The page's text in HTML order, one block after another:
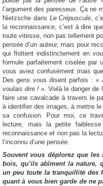
l’argument des paresseux. Ça ne
Nietzsche dans Le Crépuscule,
la reconnaissance, c’est à dire
toute vitesse, non pas tellement
pensée d’un auteur, mais pour
qui flottent indistinctement en
formule parfaitement ciselée par
vous aviez confusément mais
Des gens vous disent parfois : «
voulais dire !». Voilà le danger de
faire une cavalcade à travers le
à identifier des images, à mettre
sa confusion. Pour moi, ce
lecture, mais la petite
reconnaissance et non pas la
l’inconnu d’une pensée.
Souvent vous déplorez que
bois, qu’ils abîment la nature,
un peu toute la tranquillité des
quant à vous bien garde de ne